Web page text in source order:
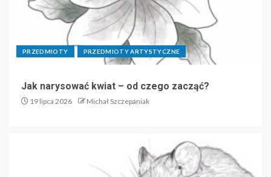
PRZEDMIOTY PRZEDMIOTY ARTYSTYCZNE
Jak narysować kwiat – od czego zacząć?
19 lipca 2026 Michał Szczepaniak